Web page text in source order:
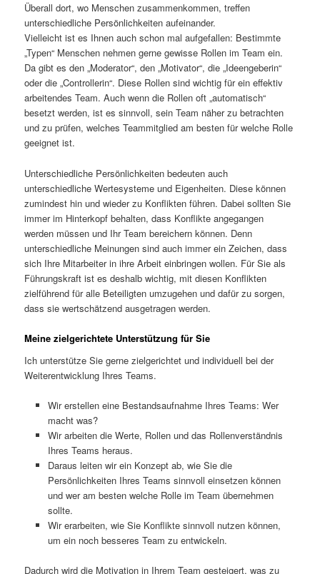
Überall dort, wo Menschen zusammenkommen, treffen
unterschiedliche Persönlichkeiten aufeinander.
Vielleicht ist es Ihnen auch schon mal aufgefallen: Bestimmte
„Typen“ Menschen nehmen gerne gewisse Rollen im Team ein.
Da gibt es den „Moderator“, den „Motivator“, die „Ideengeberin“
oder die „Controllerin“. Diese Rollen sind wichtig für ein effektiv
arbeitendes Team. Auch wenn die Rollen oft „automatisch“
besetzt werden, ist es sinnvoll, sein Team näher zu betrachten
und zu prüfen, welches Teammitglied am besten für welche Rolle
geeignet ist.
Unterschiedliche Persönlichkeiten bedeuten auch
unterschiedliche Wertesysteme und Eigenheiten. Diese können
zumindest hin und wieder zu Konflikten führen. Dabei sollten Sie
immer im Hinterkopf behalten, dass Konflikte angegangen
werden müssen und Ihr Team bereichern können. Denn
unterschiedliche Meinungen sind auch immer ein Zeichen, dass
sich Ihre Mitarbeiter in ihre Arbeit einbringen wollen. Für Sie als
Führungskraft ist es deshalb wichtig, mit diesen Konflikten
zielführend für alle Beteiligten umzugehen und dafür zu sorgen,
dass sie wertschätzend ausgetragen werden.
Meine zielgerichtete Unterstützung für Sie
Ich unterstütze Sie gerne zielgerichtet und individuell bei der
Weiterentwicklung Ihres Teams.
Wir erstellen eine Bestandsaufnahme Ihres Teams: Wer
macht was?
Wir arbeiten die Werte, Rollen und das Rollenverständnis
Ihres Teams heraus.
Daraus leiten wir ein Konzept ab, wie Sie die
Persönlichkeiten Ihres Teams sinnvoll einsetzen können
und wer am besten welche Rolle im Team übernehmen
sollte.
Wir erarbeiten, wie Sie Konflikte sinnvoll nutzen können,
um ein noch besseres Team zu entwickeln.
Dadurch wird die Motivation in Ihrem Team gesteigert, was zu